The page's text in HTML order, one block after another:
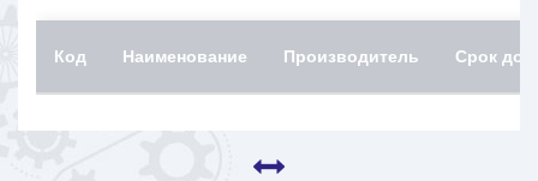
Код Наименование Производитель Срок